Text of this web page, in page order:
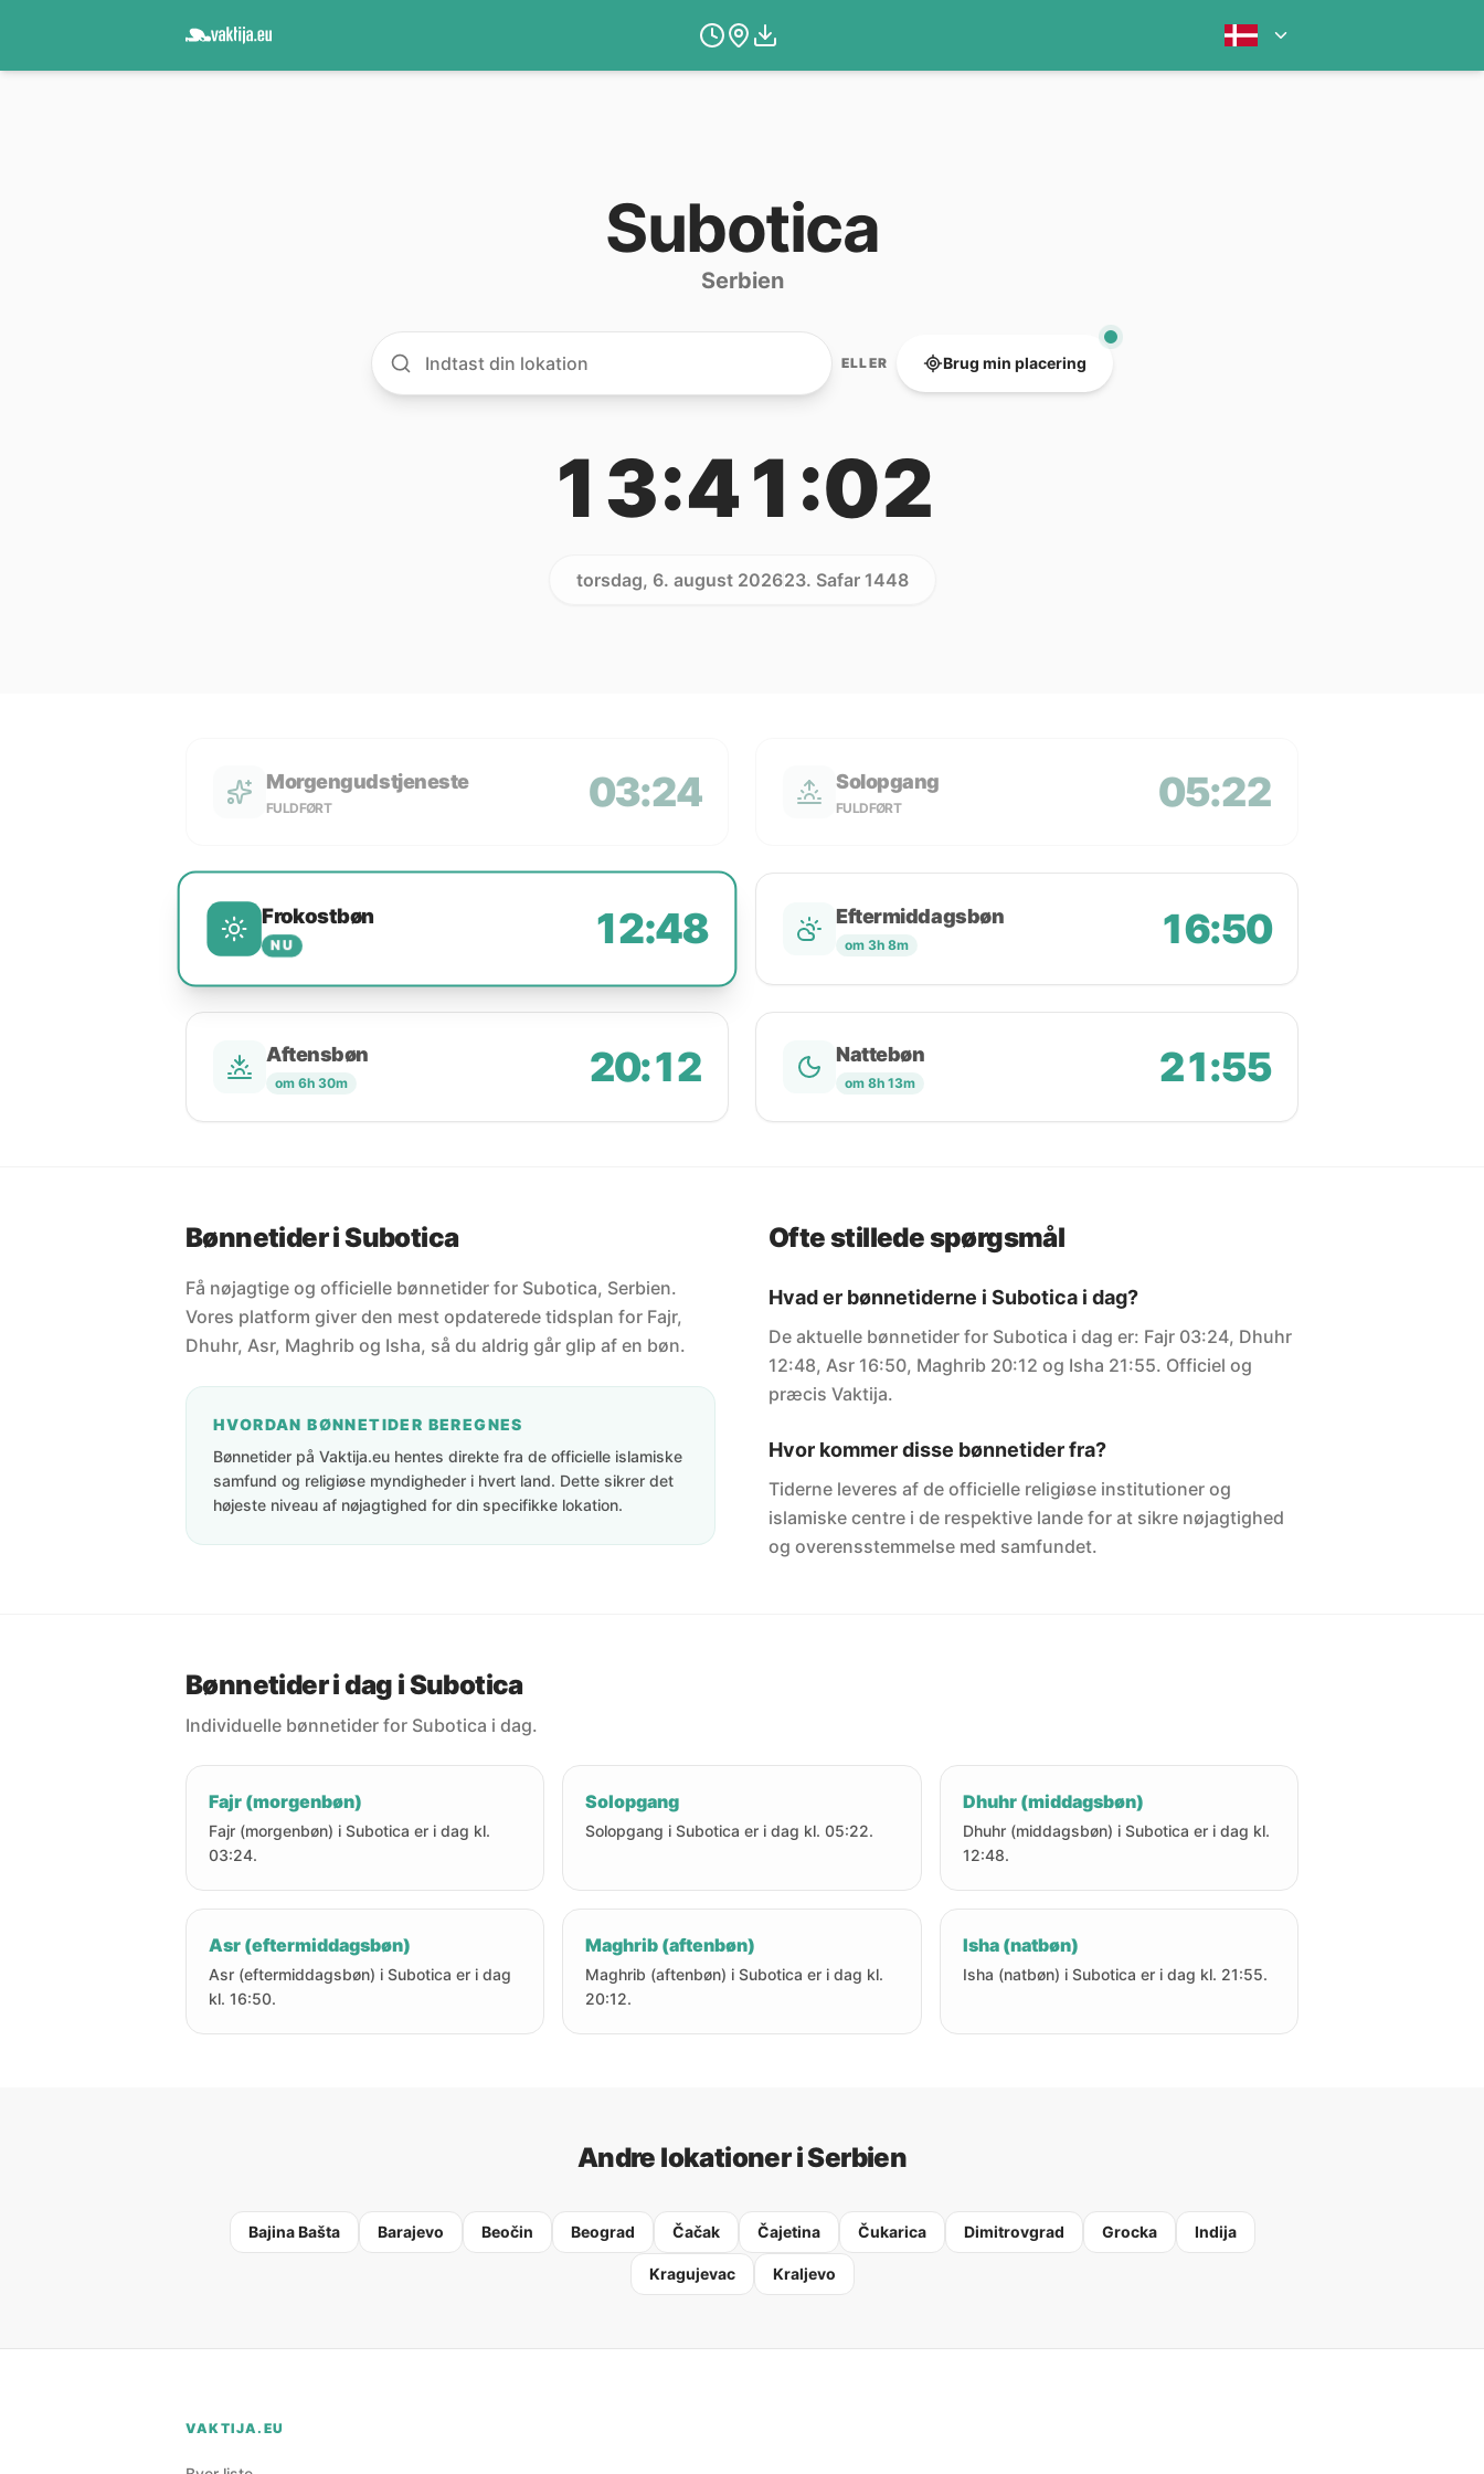
Subotica
Serbien
ELLER Brug min placering
13:41:02
torsdag, 6. august 202623. Safar 1448
Morgengudstjeneste
FULDFØRT 03:24 Solopgang
FULDFØRT 05:22
Frokostbøn
NU 12:48 Eftermiddagsbøn
om 3h 8m 16:50
Aftensbøn
om 6h 30m 20:12 Nattebøn
om 8h 13m 21:55
Bønnetider i Subotica
Få nøjagtige og officielle bønnetider for Subotica, Serbien.
Vores platform giver den mest opdaterede tidsplan for Fajr,
Dhuhr, Asr, Maghrib og Isha, så du aldrig går glip af en bøn.
HVORDAN BØNNETIDER BEREGNES
Bønnetider på Vaktija.eu hentes direkte fra de officielle islamiske
samfund og religiøse myndigheder i hvert land. Dette sikrer det
højeste niveau af nøjagtighed for din specifikke lokation.
Ofte stillede spørgsmål
Hvad er bønnetiderne i Subotica i dag?
De aktuelle bønnetider for Subotica i dag er: Fajr 03:24, Dhuhr
12:48, Asr 16:50, Maghrib 20:12 og Isha 21:55. Officiel og
præcis Vaktija.
Hvor kommer disse bønnetider fra?
Tiderne leveres af de officielle religiøse institutioner og
islamiske centre i de respektive lande for at sikre nøjagtighed
og overensstemmelse med samfundet.
Bønnetider i dag i Subotica
Individuelle bønnetider for Subotica i dag.
Fajr (morgenbøn)
Fajr (morgenbøn) i Subotica er i dag kl.
03:24.
Solopgang
Solopgang i Subotica er i dag kl. 05:22.
Dhuhr (middagsbøn)
Dhuhr (middagsbøn) i Subotica er i dag kl.
12:48.
Asr (eftermiddagsbøn)
Asr (eftermiddagsbøn) i Subotica er i dag
kl. 16:50.
Maghrib (aftenbøn)
Maghrib (aftenbøn) i Subotica er i dag kl.
20:12.
Isha (natbøn)
Isha (natbøn) i Subotica er i dag kl. 21:55.
Andre lokationer i Serbien
Bajina Bašta Barajevo Beočin Beograd Čačak Čajetina Čukarica Dimitrovgrad Grocka Indija
Kragujevac Kraljevo
VAKTIJA.EU